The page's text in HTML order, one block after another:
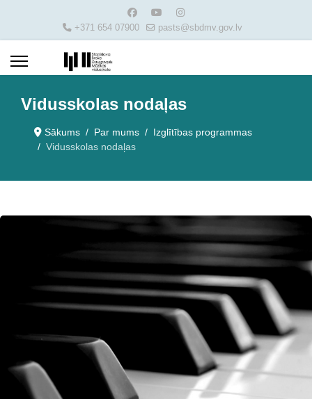
+371 654 07900 pasts@sbdmv.gov.lv
Vidusskolas nodaļas
Sākums Par mums
Izglītības programmas
Vidusskolas nodaļas